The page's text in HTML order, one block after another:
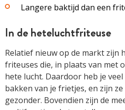
Langere baktijd dan een
In de heteluchtfriteuse
Relatief nieuw op de markt zijn
friteuses die, in plaats van met
hete lucht. Daardoor heb je
bakken van je frietjes, en zijn ze
gezonder. Bovendien zijn de